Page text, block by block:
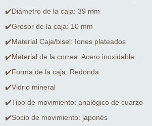
✔️Diámetro de la caja: 39 mm
✔️Grosor de la caja: 10 mm
✔️Material Caja/bisel: Iones plateados
✔️Material de la correa: Acero inoxidable
✔️Forma de la caja: Redonda
✔️Vidrio mineral
✔️Tipo de movimiento: analógico de cuarzo
✔️Socio de movimiento: japonés